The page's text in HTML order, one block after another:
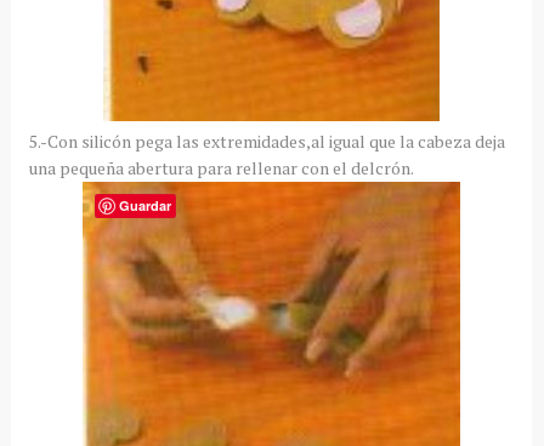
5.-Con silicón pega las extremidades,al igual que la cabeza deja
una pequeña abertura para rellenar con el delcrón.
Guardar